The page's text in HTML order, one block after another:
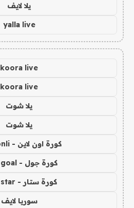
يلا لايف
yalla live
koora live
koora live
يلا شوت
يلا شوت
كورة اون لاين - kora onli
كورة جول - kora goal
كورة ستار - kora star
سوريا لايف